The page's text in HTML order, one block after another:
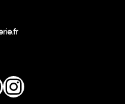
Instagram